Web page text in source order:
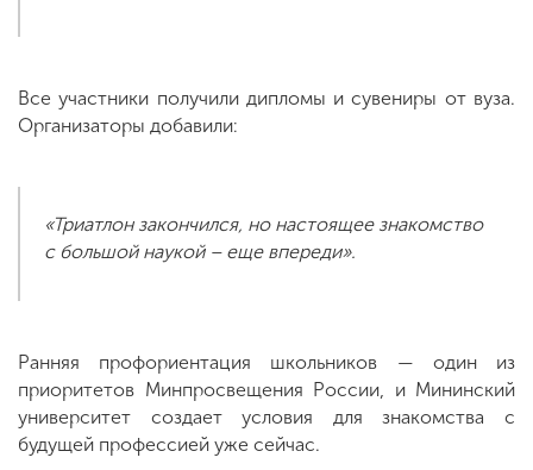
Все участники получили дипломы и сувениры от вуза.
Организаторы добавили:
«Триатлон закончился, но настоящее знакомство
с большой наукой – еще впереди».
Ранняя профориентация школьников — один из
приоритетов Минпросвещения России, и Мининский
университет создает условия для знакомства с
будущей профессией уже сейчас.